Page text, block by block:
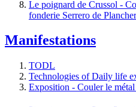
Le poignard de Crussol -
fonderie Serrero de
Manifestations
TODL
Technologies of Daily life
Exposition - Couler le